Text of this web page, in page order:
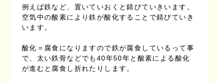
例えば鉄など、置いていおくと錆びていきいます。
空気中の酸素により鉄が酸化することで錆びていき
います。
酸化＝腐食になりますので鉄が腐食しているって事
で、太い鉄骨などでも40年50年と酸素による酸化
が進むと腐食し折れたりします。